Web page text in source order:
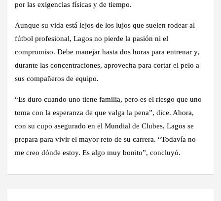
por las exigencias físicas y de tiempo.
Aunque su vida está lejos de los lujos que suelen rodear al
fútbol profesional, Lagos no pierde la pasión ni el
compromiso. Debe manejar hasta dos horas para entrenar y,
durante las concentraciones, aprovecha para cortar el pelo a
sus compañeros de equipo.
“Es duro cuando uno tiene familia, pero es el riesgo que uno
toma con la esperanza de que valga la pena”, dice. Ahora,
con su cupo asegurado en el Mundial de Clubes, Lagos se
prepara para vivir el mayor reto de su carrera. “Todavía no
me creo dónde estoy. Es algo muy bonito”, concluyó.